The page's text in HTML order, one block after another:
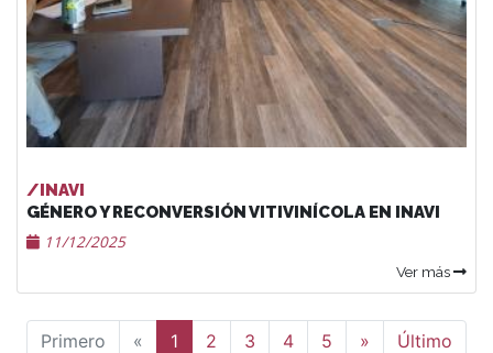
/INAVI
GÉNERO Y RECONVERSIÓN VITIVINÍCOLA EN INAVI
11/12/2025
Ver más
Primero « Anterior
1 2 3 4 5 » Siguiente
Último